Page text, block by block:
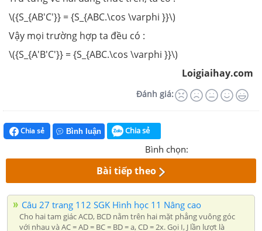
\({S_{AB'C'}} = {S_{ABC.\cos \varphi }}\)
Vậy mọi trường hợp ta đều có :
\({S_{A'B'C'}} = {S_{ABC.\cos \varphi }}\)
Loigiaihay.com
Đánh giá:
Chia sẻ Bình luận Chia sẻ
Bình chọn:
Bài tiếp theo
Câu 27 trang 112 SGK Hình học 11 Nâng cao
Cho hai tam giác ACD, BCD nằm trên hai mặt phẳng vuông góc
với nhau và AC = AD = BC = BD = a, CD = 2x. Gọi I, J lần lượt là